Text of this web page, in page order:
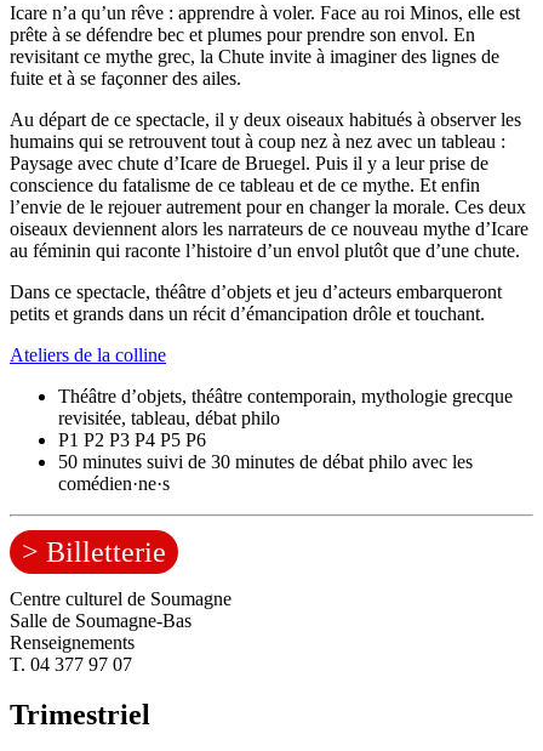
Icare n’a qu’un rêve : apprendre à voler. Face au roi Minos, elle est
prête à se défendre bec et plumes pour prendre son envol. En
revisitant ce mythe grec, la Chute invite à imaginer des lignes de
fuite et à se façonner des ailes.
Au départ de ce spectacle, il y deux oiseaux habitués à observer les
humains qui se retrouvent tout à coup nez à nez avec un tableau :
Paysage avec chute d’Icare de Bruegel. Puis il y a leur prise de
conscience du fatalisme de ce tableau et de ce mythe. Et enfin
l’envie de le rejouer autrement pour en changer la morale. Ces deux
oiseaux deviennent alors les narrateurs de ce nouveau mythe d’Icare
au féminin qui raconte l’histoire d’un envol plutôt que d’une chute.
Dans ce spectacle, théâtre d’objets et jeu d’acteurs embarqueront
petits et grands dans un récit d’émancipation drôle et touchant.
Ateliers de la colline
Théâtre d’objets, théâtre contemporain, mythologie grecque
revisitée, tableau, débat philo
P1 P2 P3 P4 P5 P6
50 minutes suivi de 30 minutes de débat philo avec les
comédien·ne·s
> Billetterie
Centre culturel de Soumagne
Salle de Soumagne-Bas
Renseignements
T. 04 377 97 07
Trimestriel